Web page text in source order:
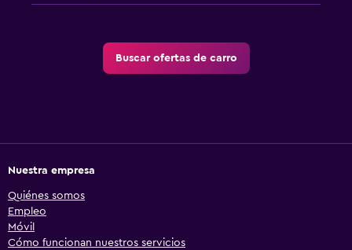
Buscar ofertas de carro
Nuestra empresa
Quiénes somos
Empleo
Móvil
Cómo funcionan nuestros servicios